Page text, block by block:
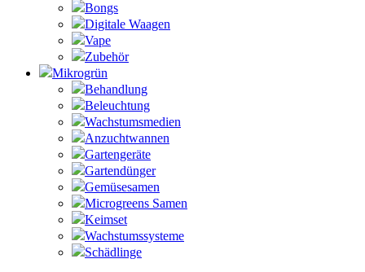
Bongs
Digitale Waagen
Vape
Zubehör
Mikrogrün
Behandlung
Beleuchtung
Wachstumsmedien
Anzuchtwannen
Gartengeräte
Gartendünger
Gemüsesamen
Microgreens Samen
Keimset
Wachstumssysteme
Schädlinge